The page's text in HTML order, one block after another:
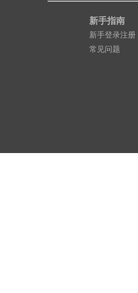
新手指南
新手登录注册
常见问题